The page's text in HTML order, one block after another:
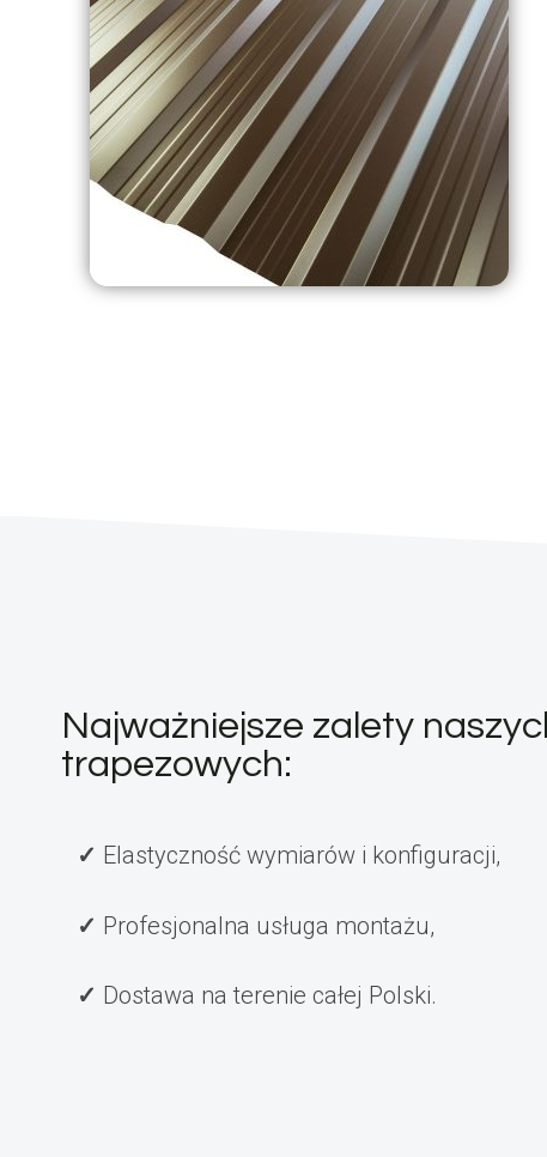
Najważniejsze zalety
trapezowych:
Elastyczność wymiarów i konfiguracji,
Profesjonalna usługa montażu,
Dostawa na terenie całej Polski.